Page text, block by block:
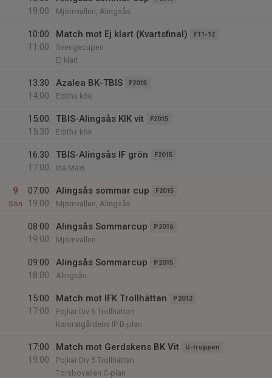
19:00
Mjörnvallen, Alingsås
10:00
11:00
Match mot Ej klart (Kvartsfinal) F11-12
Sverigecupen
Ej klart
13:30
14:00
Azalea BK-TBIS F2015
Ediths kök
15:00
15:30
TBIS-Alingsås KIK vit F2015
Ediths kök
16:30
17:00
TBIS-Alingsås IF grön F2015
Ica Maxi
9
Sön
07:00
19:00
Alingsås sommar cup F2015
Mjörnvallen, Alingsås
08:00
19:00
Alingsås Sommarcup P2016
Mjörnvallen
09:00
18:00
Alingsås Sommarcup P2015
Alingsås
15:00
17:00
Match mot IFK Trollhättan P2012
Pojkar Div 6 Trollhättan
Kamratgårdens IP B-plan
17:00
19:00
Match mot Gerdskens BK Vit U-truppen
Pojkar Div 5 Trollhättan
Torsbovallen C-plan